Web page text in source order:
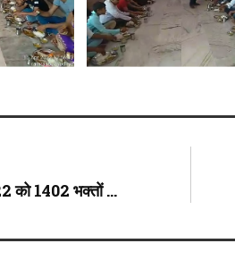
को 1402 भक्तों ...